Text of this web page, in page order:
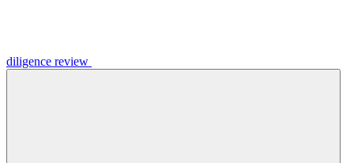
diligence review